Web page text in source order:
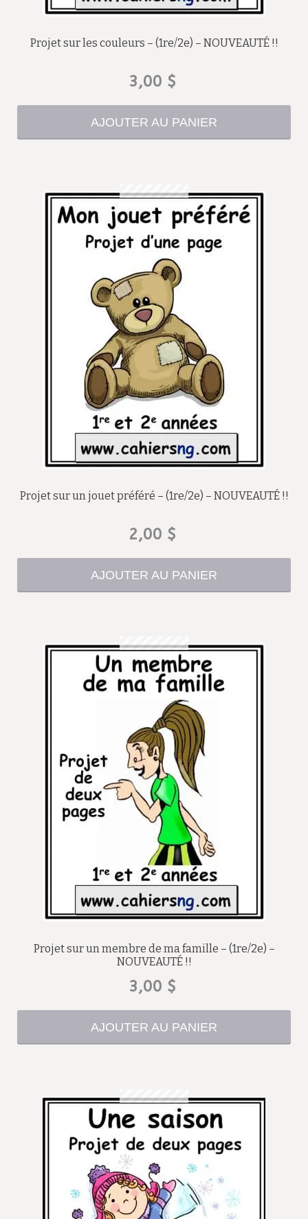
Projet sur les couleurs – (1re/2e) – NOUVEAUTÉ !!
3,00 $
AJOUTER AU PANIER
Projet sur un jouet préféré – (1re/2e) – NOUVEAUTÉ !!
2,00 $
AJOUTER AU PANIER
Projet sur un membre de ma famille – (1re/2e) –
NOUVEAUTÉ !!
3,00 $
AJOUTER AU PANIER